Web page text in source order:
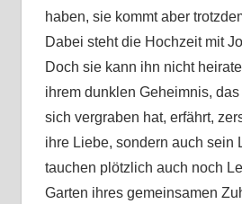
haben, sie kommt aber
Dabei steht die Hochzeit mit
Doch sie kann ihn nicht
ihrem dunklen Geheimnis,
sich vergraben hat, erfährt,
ihre Liebe, sondern auch sein
tauchen plötzlich auch noch
Garten ihres gemeinsamen